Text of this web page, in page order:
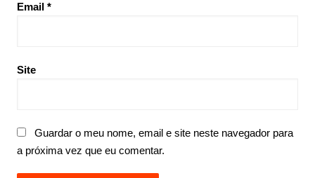
Email *
Site
Guardar o meu nome, email e site neste navegador para
a próxima vez que eu comentar.